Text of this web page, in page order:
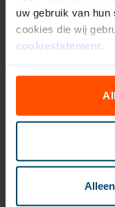
uw gebruik van
cookies die wij
cookiestatement
klanten
oude dag?
Ruim